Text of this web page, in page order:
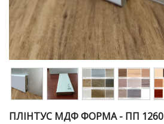
ПЛІНТУС МДФ ФОРМА - ПП 1260